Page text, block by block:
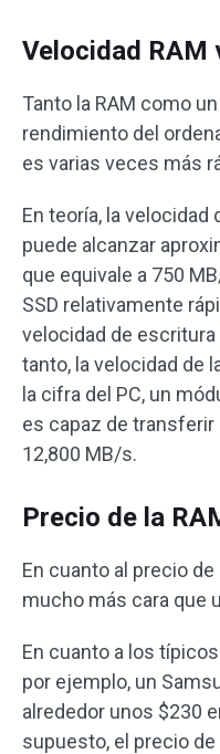
Velocidad RAM
Tanto la RAM como
rendimiento del
es varias veces más
En teoría, la velocidad
puede alcanzar
que equivale a 750
SSD relativamente
velocidad de
tanto, la velocidad de
la cifra del PC, un
es capaz de transferir
12,800 MB/s.
Precio de la
En cuanto al precio de
mucho más cara que
En cuanto a los típicos
por ejemplo, un
alrededor unos $230
supuesto, el precio